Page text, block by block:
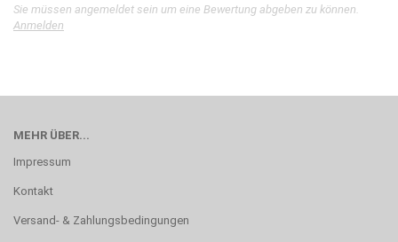
Sie müssen angemeldet sein um eine Bewertung abgeben zu können.
Anmelden
MEHR ÜBER...
Impressum
Kontakt
Versand- & Zahlungsbedingungen